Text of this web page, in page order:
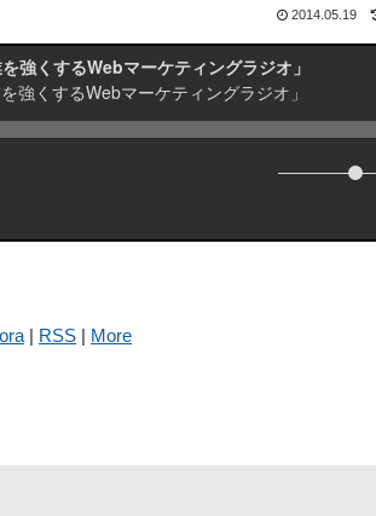
2014.05.19
| RSS | More